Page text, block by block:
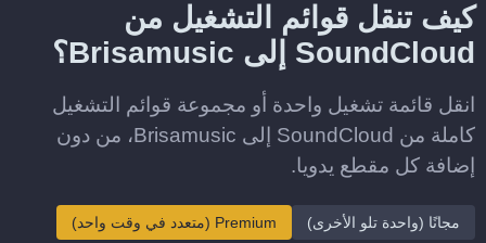
كيف تنقل قوائم التشغيل من
SoundCloud إلى Brisamusic؟
انقل قائمة تشغيل واحدة أو مجموعة قوائم التشغيل
كاملة من SoundCloud إلى Brisamusic، من دون
إضافة كل مقطع يدويا.
مجانًا (واحدة تلو الأخرى) Premium (متعدد في وقت واحد)